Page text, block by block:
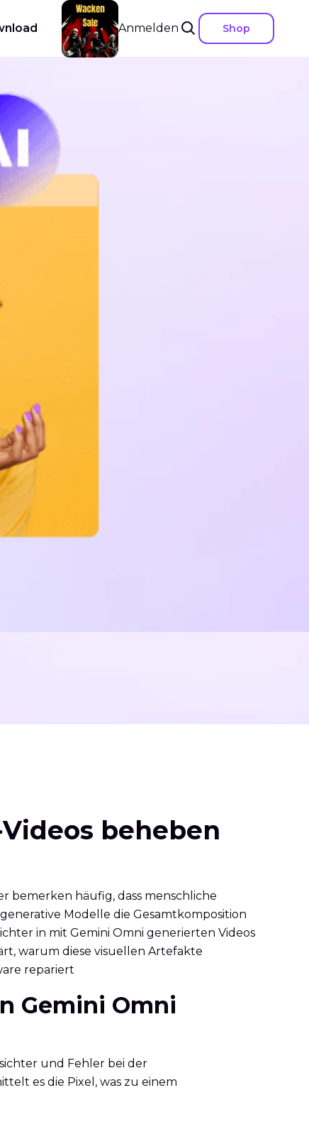
Anmelden Shop
beheben
bemerken häufig, dass menschliche
Modelle die Gesamtkomposition
in mit Gemini Omni generierten Videos
warum diese visuellen Artefakte
repariert
Gemini Omni
und Fehler bei der
es die Pixel, was zu einem